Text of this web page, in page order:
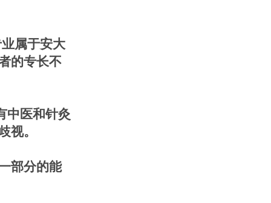
属于安大
的专长不
医和针灸
视。
部分的能